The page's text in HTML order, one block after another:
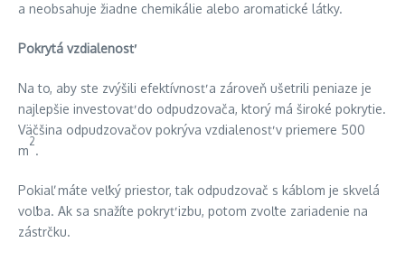
a neobsahuje žiadne chemikálie alebo aromatické látky.
Pokrytá vzdialenosť
Na to, aby ste zvýšili efektívnosť a zároveň ušetrili peniaze je
najlepšie investovať do odpudzovača, ktorý má široké pokrytie.
Väčšina odpudzovačov pokrýva vzdialenosť v priemere 500
m
2
.
Pokiaľ máte veľký priestor, tak odpudzovač s káblom je skvelá
voľba. Ak sa snažíte pokryť izbu, potom zvoľte zariadenie na
zástrčku.